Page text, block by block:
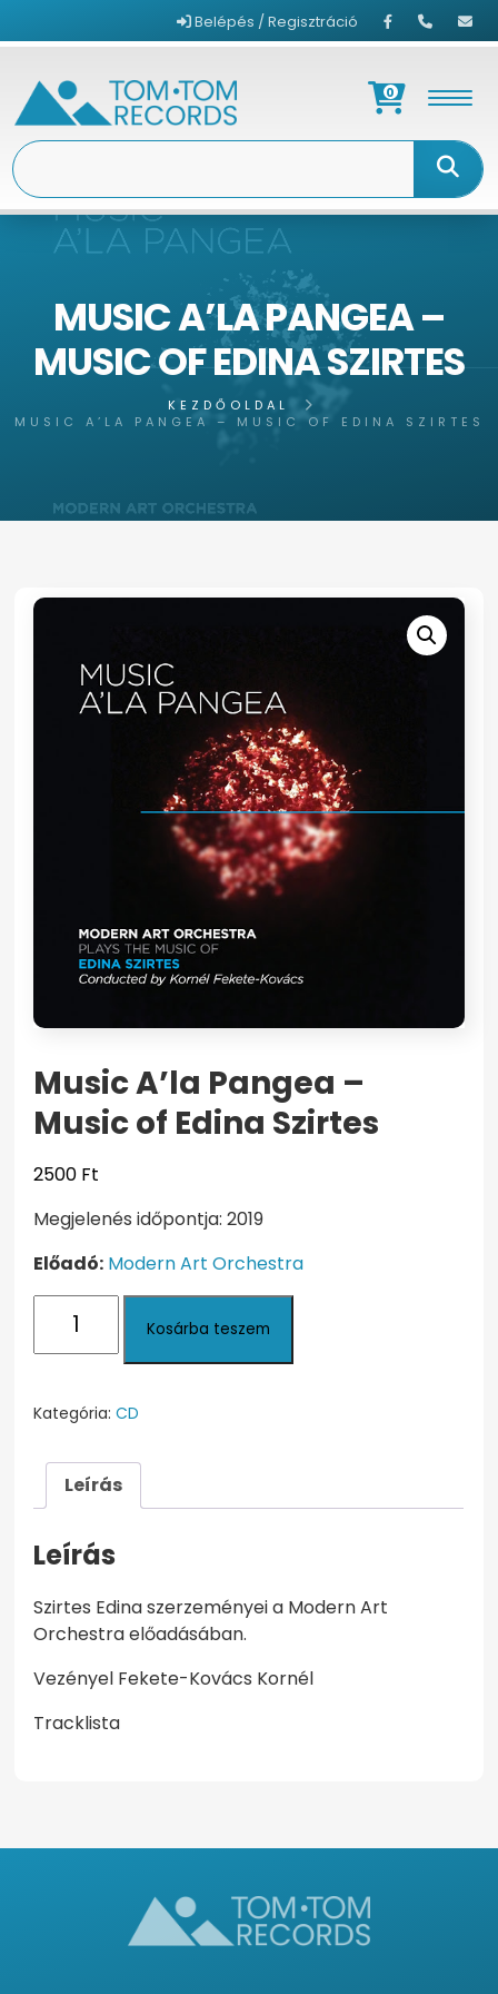
Belépés / Regisztráció
0
MUSIC A’LA PANGEA –
MUSIC OF EDINA SZIRTES
KEZDŐOLDAL
MUSIC A’LA PANGEA – MUSIC OF EDINA SZIRTES
Music A’la Pangea –
Music of Edina Szirtes
2500 Ft
Megjelenés időpontja: 2019
Előadó: Modern Art Orchestra
Pangea
Music
Edina
Szirtes
Kosárba teszem
Kategória:CD
Leírás
Leírás
Szirtes Edina szerzeményei a Modern Art
Orchestra előadásában.
Vezényel Fekete-Kovács Kornél
Tracklista